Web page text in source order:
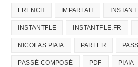
FRENCH IMPARFAIT INSTANT
INSTANTFLE INSTANTFLE.FR
NICOLAS PIAIA PARLER
PASSÉ COMPOSÉ PDF PIAIA